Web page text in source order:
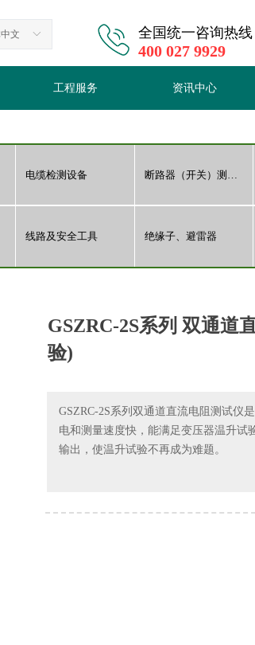
工程服务 资讯中心
全国统一咨询热线
400 027 9929
ꀅ
文
线路及安全工具 绝缘子、避雷器
电缆检测设备 断路器（开关）测试仪器
GSZRC-2S系列 双通道
验)
GSZRC-2S系列双通道直流电阻测试仪
电和测量速度快，能满足变压器温升试
输出，使温升试验不再成为难题。